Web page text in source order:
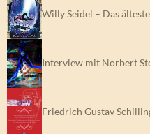
Willy Seidel – Das
Interview mit Norbert
Friedrich Gustav